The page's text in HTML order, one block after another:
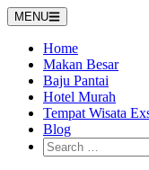
Skip
to
content
MENU
Home
Makan Besar
Baju Pantai
Hotel Murah
Tempat Wisata
Blog
Search
for: